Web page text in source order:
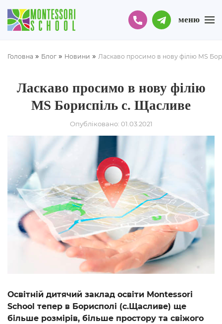
меню
Головна » Блог » Новини » Ласкаво просимо в нову філію MS
Ласкаво просимо в нову філію
MS Бориспіль с. Щасливе
Опубліковано: 01.03.2021
Освітній дитячий заклад освіти Montessori
School тепер в Борисполі (с.Щасливе) ще
більше розмірів, більше простору та свіжого